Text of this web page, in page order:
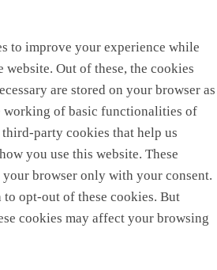
to improve your experience while
Out of these, the cookies
are stored on your browser as
working of basic functionalities of
third-party cookies that help us
you use this website. These
browser only with your consent.
to opt-out of these cookies. But
cookies may affect your browsing